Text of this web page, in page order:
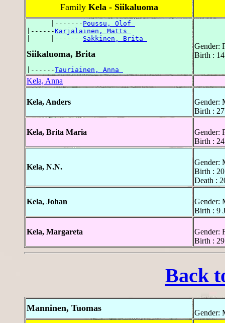
Family Kela - Siikaluoma
      |-------
Poussu, Olof
|------Karjalainen, Matts
|     |------- Säkkinen, Brita
Siikaluoma, Brita
|------Tauriainen, Anna
Gender:
Birth :
Kela, Anna
Kela, Anders
Gender:
Birth :
Kela, Brita Maria
Gender:
Birth :
Kela, N.N.
Gender:
Birth :
Death :
Kela, Johan
Gender:
Birth : 9
Kela, Margareta
Gender:
Birth :
Back
Manninen, Tuomas Gender: